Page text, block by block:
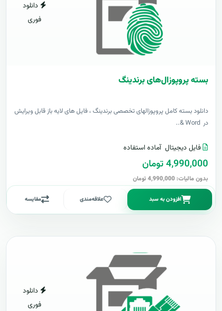
دانلود
فوری
بسته پروپوزال‌های برندینگ
دانلود بسته کامل پروپوزالهای تخصصی برندینگ ، فایل های لایه باز قابل ویرایش
در Word &..
فایل دیجیتال آماده استفاده
4,990,000 تومان
بدون مالیات: 4,990,000 تومان
افزودن به سبد علاقه‌مندی مقایسه
دانلود
فوری